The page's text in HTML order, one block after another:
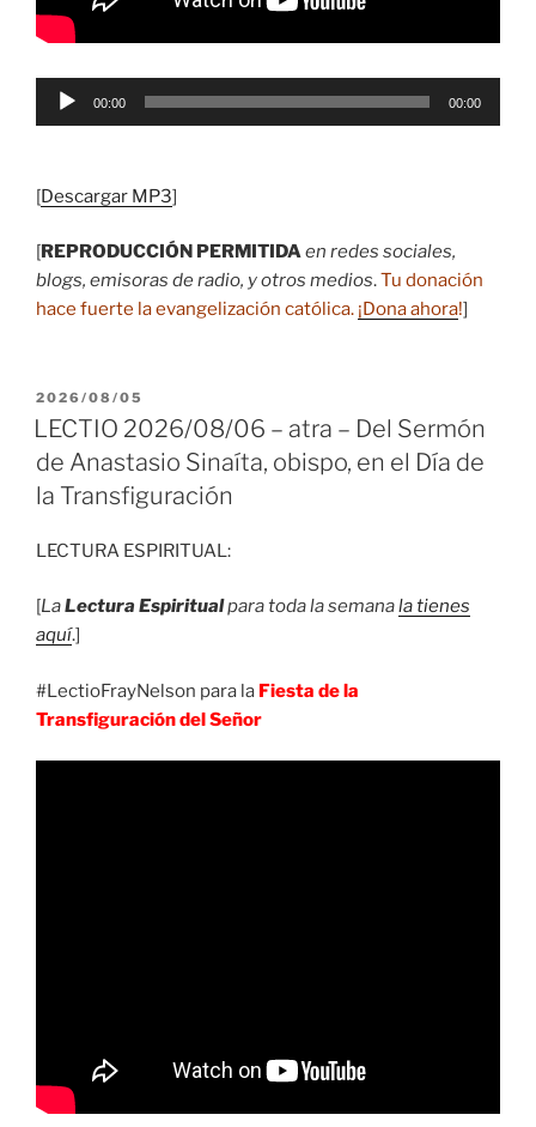
Reproductor
00:00 00:00
[Descargar MP3]
[REPRODUCCIÓN PERMITIDAen redes sociales,
blogs, emisoras de radio, y otros medios.Tu donación
hace fuerte la evangelización católica. ¡Dona ahora!]
PUBLICADO
EL
2026/08/05
LECTIO 2026/08/06 – atra – Del Sermón
de Anastasio Sinaíta, obispo, en el Día de
la Transfiguración
LECTURA ESPIRITUAL:
[LaLectura Espiritualpara toda la semanala tienes
aquí.]
#LectioFrayNelson para la Fiesta de la
Transfiguración del Señor